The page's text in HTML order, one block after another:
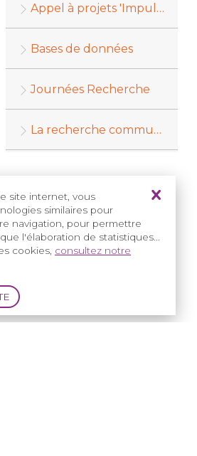
site internet, vous
similaires pour
navigation, pour permettre
l'élaboration de statistiques...
cookies, consultez notre
Appel à projets 'Impulsion Recherche'
Bases de données
Journées Recherche
La recherche communique